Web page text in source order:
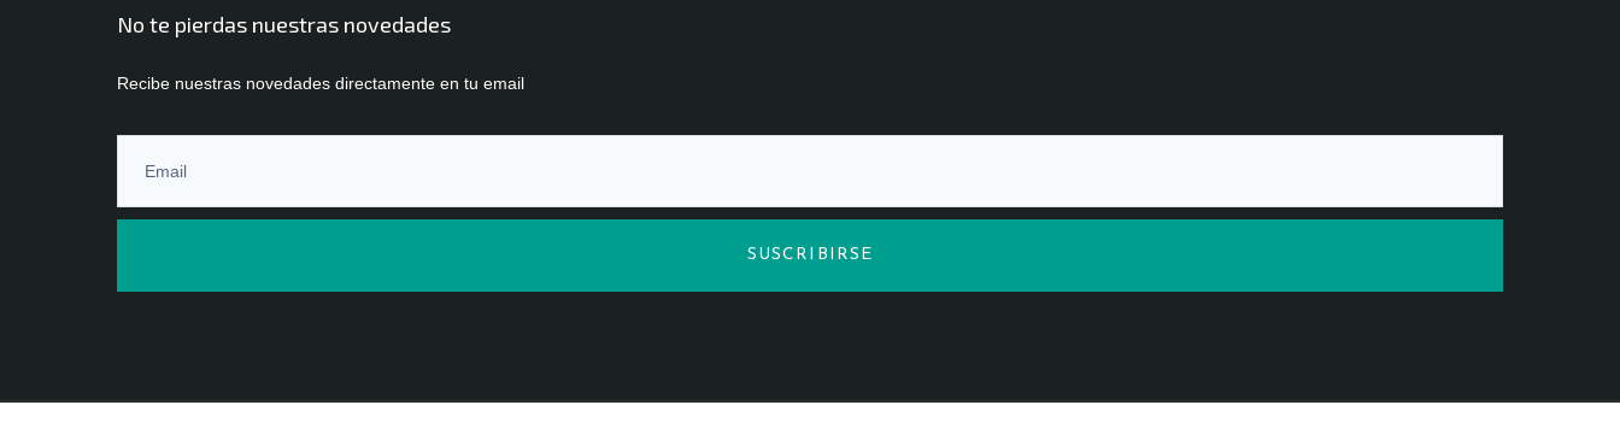
No te pierdas nuestras novedades
Recibe nuestras novedades directamente en tu email
SUSCRIBIRSE